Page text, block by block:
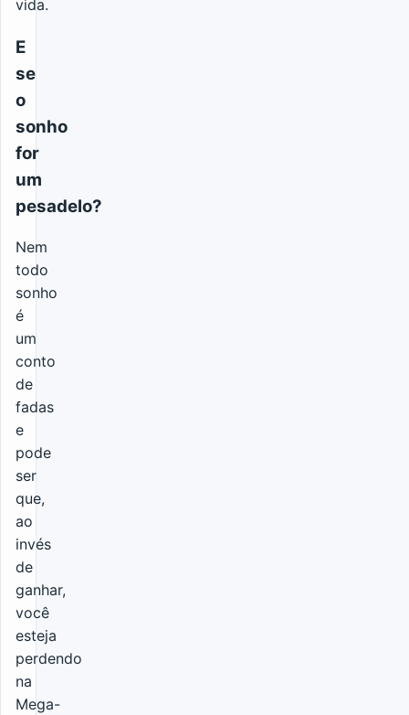
vida.
E
se
o
sonho
for
um
pesadelo?
Nem
todo
sonho
é
um
conto
de
fadas
e
pode
ser
que,
ao
invés
de
ganhar,
você
esteja
perdendo
na
Mega-